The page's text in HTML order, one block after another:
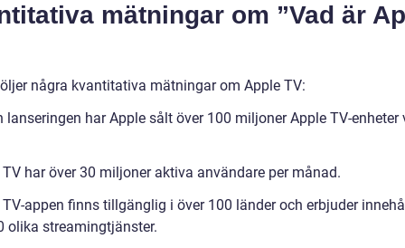
mätningar om ”Vad är
några kvantitativa mätningar om Apple TV:
lanseringen har Apple sålt över 100 miljoner Apple TV-enheter
har över 30 miljoner aktiva användare per månad.
appen finns tillgänglig i över 100 länder och erbjuder
olika streamingtjänster.